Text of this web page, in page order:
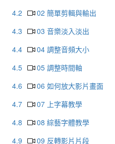
4.2
02 簡單剪輯與輸出
4.3
03 音樂淡入淡出
4.4
04 調整音頻大小
4.5
05 調整時間軸
4.6
06 如何放大影片畫面
4.7
07 上字幕教學
4.8
08 綜藝字體教學
4.9
09 反轉影片片段